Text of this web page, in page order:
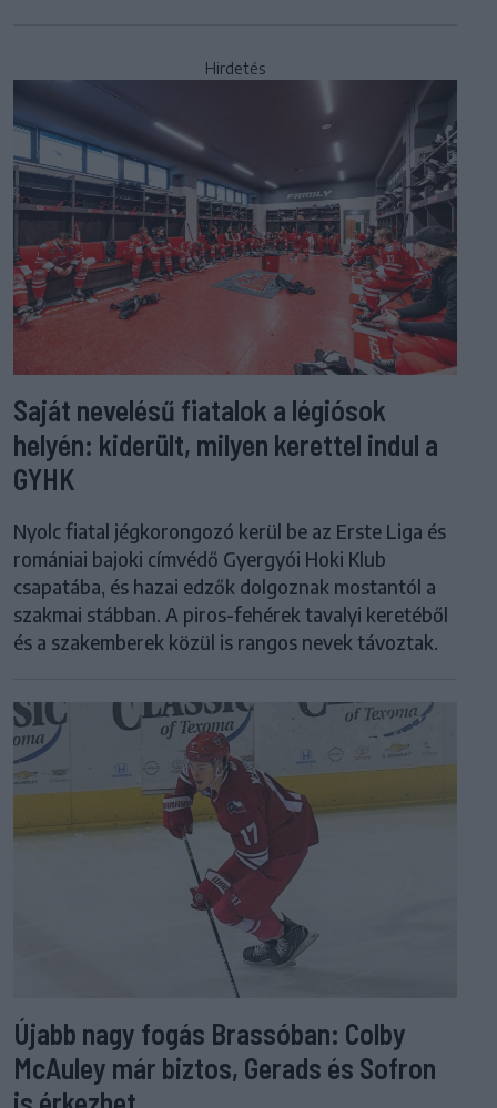
Hirdetés
Saját nevelésű fiatalok a légiósok
helyén: kiderült, milyen kerettel indul a
GYHK
Nyolc fiatal jégkorongozó kerül be az Erste Liga és
romániai bajoki címvédő Gyergyói Hoki Klub
csapatába, és hazai edzők dolgoznak mostantól a
szakmai stábban. A piros-fehérek tavalyi keretéből
és a szakemberek közül is rangos nevek távoztak.
Újabb nagy fogás Brassóban: Colby
McAuley már biztos, Gerads és Sofron